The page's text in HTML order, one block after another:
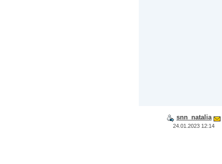
snn_natalia
24.01.2023 12:14